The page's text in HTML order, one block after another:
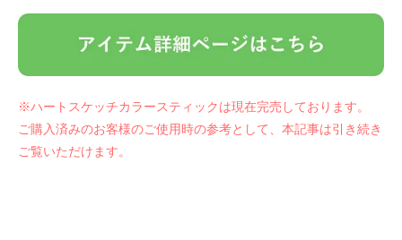
※ハートスケッチカラースティックは現在完売しております。
ご購入済みのお客様のご使用時の参考として、本記事は引き続き
ご覧いただけます。